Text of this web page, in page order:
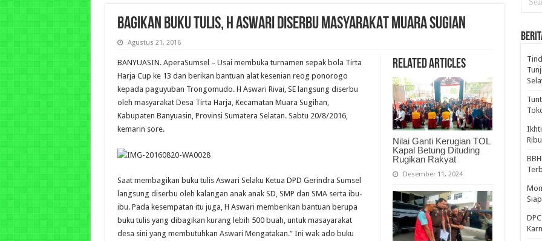
BAGIKAN BUKU TULIS, H ASWARI DISERBU MASYARAKAT MUARA SUGIAN
Agustus 21, 2016
Related Articles
Nilai Ganti Kerugian TOL
Kapal Betung Dituding
Rugikan Rakyat
Desember 11, 2024
BANYUASIN. AperaSumsel – Usai membuka turnamen sepak bola Tirta
Harja Cup ke 13 dan berikan bantuan alat kesenian reog ponorogo
kepada paguyuban Trongomudo. H Aswari Rivai, SE langsung diserbu
oleh masyarakat Desa Tirta Harja, Kecamatan Muara Sugihan,
Kabupaten Banyuasin, Provinsi Sumatera Selatan. Sabtu 20/8/2016,
kemarin sore.
Saat membagikan buku tulis Aswari Selaku Ketua DPD Gerindra Sumsel
langsung diserbu oleh kalangan anak anak SD, SMP dan SMA serta ibu-
ibu. Pada kesempatan itu juga, H Aswari memberikan bantuan berupa
buku tulis yang dibagikan kurang lebih 500 buah, untuk masayarakat
desa sini yang membutuhkan Aswari Mengatakan.” Ini wak ado buku